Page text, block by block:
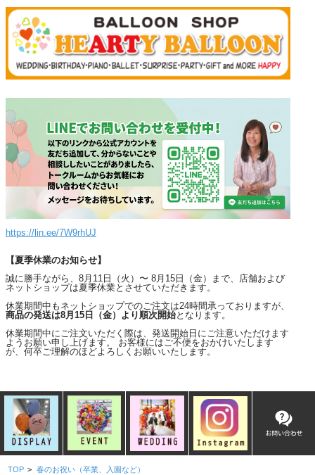
https://lin.ee/7W9rhUJ
【夏季休業のお知らせ】
誠に勝手ながら、8月11日（火）〜 8月15日（金）まで、店舗および
ネットショップは夏季休業とさせていただきます。
休業期間中もネットショップでのご注文は24時間承っておりますが、
商品の発送は8月15日（金）より順次開始となります。
休業期間中にご注文いただく際は、発送開始日にご注意いただけます
ようお願い申し上げます。 お客様にはご不便をおかけいたします
が、何卒ご理解のほどよろしくお願いいたします。
TOP > 春のお祝い（卒業、入園など）